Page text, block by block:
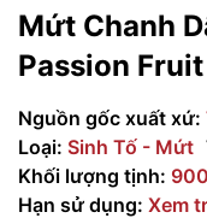
Mứt Chanh
Passion
Nguồn gốc xuất xứ:
Loại: Sinh Tố - Mứt
Khối lượng tịnh:
Hạn sử dụng: Xem